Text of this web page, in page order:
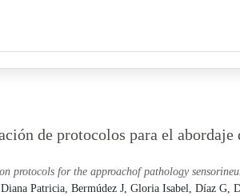
de protocolos para el
protocols for the approachof pathology
Patricia, Bermúdez J, Gloria Isabel, Díaz G,